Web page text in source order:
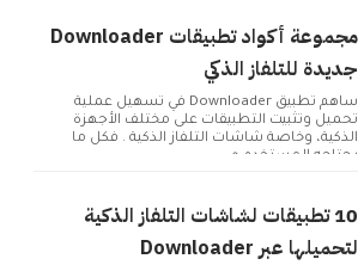
مجموعة أكواد تطبيقات Downloader
جديدة للتلفاز الذكي
ساهم تطبيق Downloader في تسهيل عملية
تحميل وتثبيت التطبيقات على مختلف الأجهزة
الذكية، وخاصة شاشات التلفاز الذكية . فكل ما
يحتاجه المستخدم ه...
10 تطبيقات لشاشات التلفاز الذكية
لتحميلها عبر Downloader